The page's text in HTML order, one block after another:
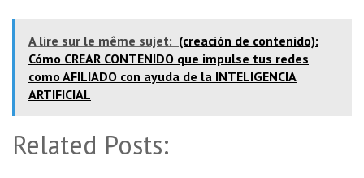
A lire sur le même sujet: (creación de contenido):
Cómo CREAR CONTENIDO que impulse tus redes
como AFILIADO con ayuda de la INTELIGENCIA
ARTIFICIAL
Related Posts: